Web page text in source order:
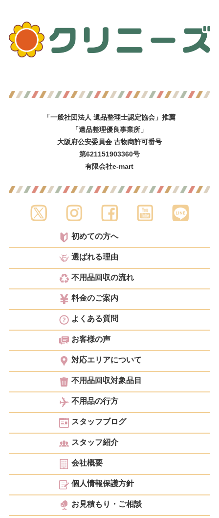
「一般社団法人 遺品整理士認定協会」推薦
「遺品整理優良事業所」
大阪府公安委員会 古物商許可番号
第621151903360号
有限会社e-mart
初めての方へ
選ばれる理由
不用品回収の流れ
料金のご案内
よくある質問
お客様の声
対応エリアについて
不用品回収対象品目
不用品の行方
スタッフブログ
スタッフ紹介
会社概要
個人情報保護方針
お見積もり・ご相談